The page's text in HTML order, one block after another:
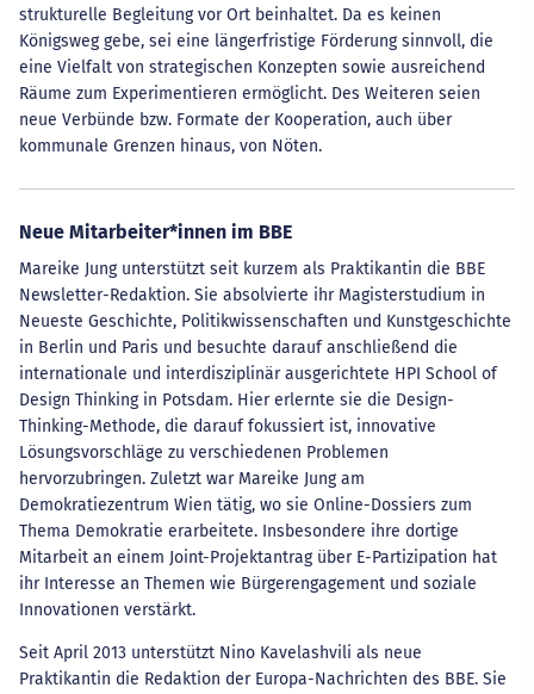
strukturelle Begleitung vor Ort beinhaltet. Da es keinen
Königsweg gebe, sei eine längerfristige Förderung sinnvoll, die
eine Vielfalt von strategischen Konzepten sowie ausreichend
Räume zum Experimentieren ermöglicht. Des Weiteren seien
neue Verbünde bzw. Formate der Kooperation, auch über
kommunale Grenzen hinaus, von Nöten.
Neue Mitarbeiter*innen im BBE
Mareike Jung unterstützt seit kurzem als Praktikantin die BBE
Newsletter-Redaktion. Sie absolvierte ihr Magisterstudium in
Neueste Geschichte, Politikwissenschaften und Kunstgeschichte
in Berlin und Paris und besuchte darauf anschließend die
internationale und interdisziplinär ausgerichtete HPI School of
Design Thinking in Potsdam. Hier erlernte sie die Design-
Thinking-Methode, die darauf fokussiert ist, innovative
Lösungsvorschläge zu verschiedenen Problemen
hervorzubringen. Zuletzt war Mareike Jung am
Demokratiezentrum Wien tätig, wo sie Online-Dossiers zum
Thema Demokratie erarbeitete. Insbesondere ihre dortige
Mitarbeit an einem Joint-Projektantrag über E-Partizipation hat
ihr Interesse an Themen wie Bürgerengagement und soziale
Innovationen verstärkt.
Seit April 2013 unterstützt Nino Kavelashvili als neue
Praktikantin die Redaktion der Europa-Nachrichten des BBE. Sie